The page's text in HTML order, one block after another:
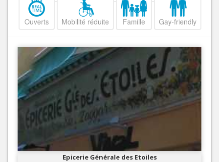
Ouverts Mobilité réduite Famille Gay-friendly
Epicerie Générale des Etoiles